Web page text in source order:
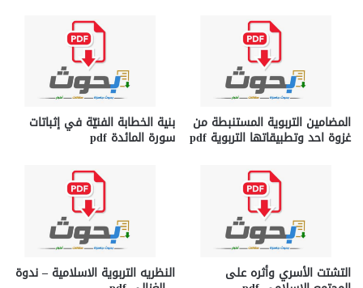
المضامين التربوية المستنبطة من
غزوة احد وتطبيقاتها التربوية pdf
بنية الخطابة الفنيّة في إثباتات
سورة المائدة pdf
التشتت الأسري وأثره على النظريه التربوية الاسلامية – ندوة